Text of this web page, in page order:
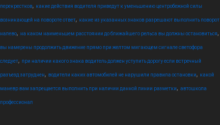
перекрестков, какие действия водителя приведут к уменьшению центробежной силы
возникающей на повороте ответ, какие из указанных знаков разрешают выполнить поворот
налево, на каком наименьшем расстоянии до ближайшего рельса вы должны остановиться,
вы намерены продолжить движение прямо при желтом мигающем сигнале светофора
следует, при наличии какого знака водитель должен уступить дорогу если встречный
разъезд затруднен, водители каких автомобилей не нарушили правила остановки, какой
маневр вам запрещается выполнить при наличии данной линии разметки, автошкола
профессионал